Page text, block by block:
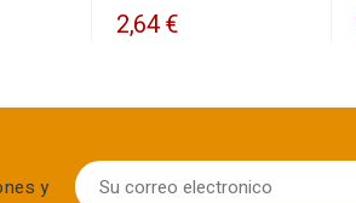
2,64 €
y